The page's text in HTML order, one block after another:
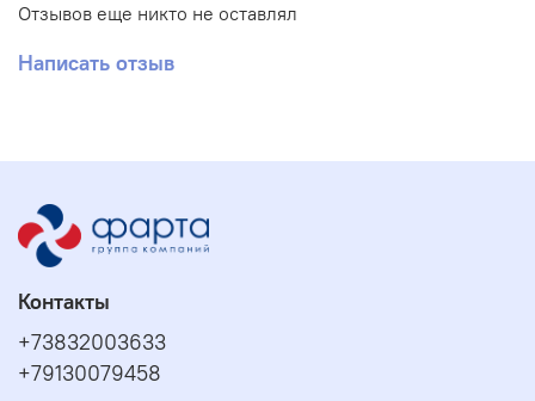
Отзывов еще никто не оставлял
Написать отзыв
Контакты
+73832003633
+79130079458